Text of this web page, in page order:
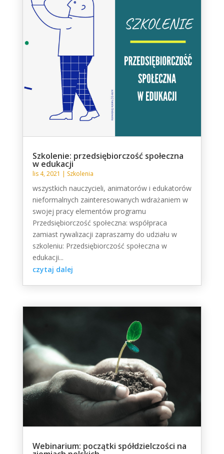
Szkolenie: przedsiębiorczość społeczna
w edukacji
lis 4, 2021 | Szkolenia
wszystkich nauczycieli, animatorów i edukatorów
nieformalnych zainteresowanych wdrażaniem w
swojej pracy elementów programu
Przedsiębiorczość społeczna: współpraca
zamiast rywalizacji zapraszamy do udziału w
szkoleniu: Przedsiębiorczość społeczna w
edukacji...
czytaj dalej
Webinarium: początki spółdzielczości na